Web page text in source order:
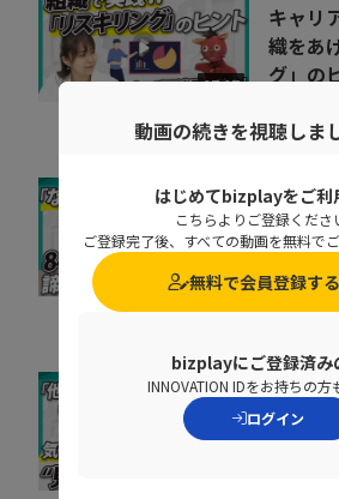
07:07
キャリ
織をあ
グ」の
株式会社
ョン
11:37
会社の
するメ
業務を
トビラシ
取りこ
る？“見
動画の続きを視聴しま
はじめてbizplayをご利
こちらよりご登録くださ
ご登録完了後、すべての動画を無料で
無料で会員登録する
bizplayにご登録済み
INNOVATION IDをお持ちの方
ログイン